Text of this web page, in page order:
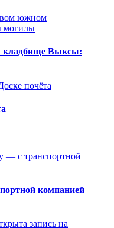
кладбище Выксы:
компанией